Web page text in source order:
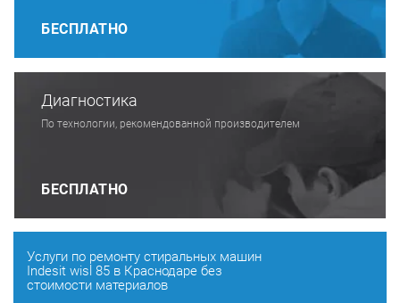
БЕСПЛАТНО
Диагностика
По технологии, рекомендованной производителем
БЕСПЛАТНО
Услуги по ремонту стиральных машин
Indesit wisl 85 в Краснодаре без
стоимости материалов